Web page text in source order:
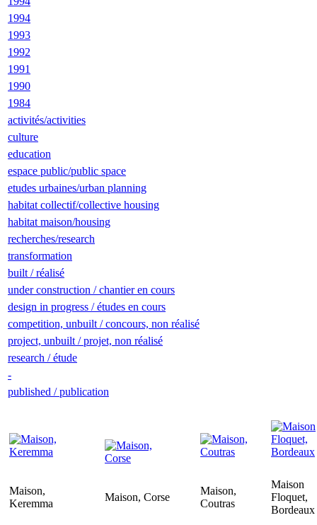
1994
1993
1992
1991
1990
1984
activités/activities
culture
education
espace public/public space
etudes urbaines/urban planning
habitat collectif/collective housing
habitat maison/housing
recherches/research
transformation
built / réalisé
under construction / chantier en cours
design in progress / études en cours
competition, unbuilt / concours, non réalisé
project, unbuilt / projet, non réalisé
research / étude
-
published / publication
Maison,
Keremma
Maison, Corse
Maison,
Coutras
Maison
Floquet,
Bordeaux